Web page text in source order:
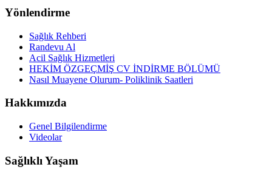
Yönlendirme
Sağlık Rehberi
Randevu Al
Acil Sağlık Hizmetleri
HEKİM ÖZGEÇMİŞ CV İNDİRME BÖLÜMÜ
Nasıl Muayene Olurum- Poliklinik Saatleri
Hakkımızda
Genel Bilgilendirme
Videolar
Sağlıklı Yaşam